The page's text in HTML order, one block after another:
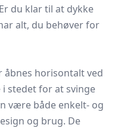
du klar til at dykke
alt, du behøver for
åbnes horisontalt ved
stedet for at svinge
være både enkelt- og
og brug. De